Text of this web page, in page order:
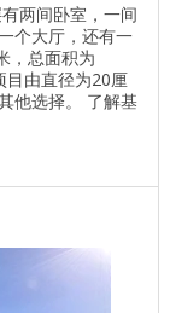
两间卧室，一间
个大厅，还有一
，总面积为
目由直径为20厘
他选择。 了解基
和修理房屋 -
木屋 房间数量
面积 ...